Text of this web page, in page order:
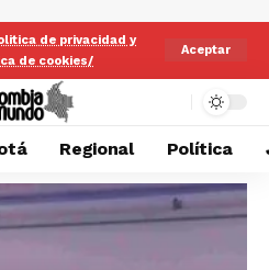
de privacidad y
de cookies/
Aceptar
Regional Política